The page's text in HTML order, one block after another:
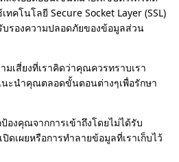
คโนโลยี Secure Socket Layer (SSL)
บรองความปลอดภัยของข้อมูลส่วน
มเสี่ยงที่เราคิดว่าคุณควรทราบเรา
ะนำคุณตลอดขั้นตอนต่างๆเพื่อรักษา
องคุณจากการเข้าถึงโดยไม่ได้รับ
ดเผยหรือการทำลายข้อมูลที่เราเก็บไว้